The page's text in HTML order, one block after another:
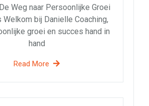
Weg naar Persoonlijke Groei
Welkom bij Danielle Coaching,
groei en succes hand in
hand
Read More